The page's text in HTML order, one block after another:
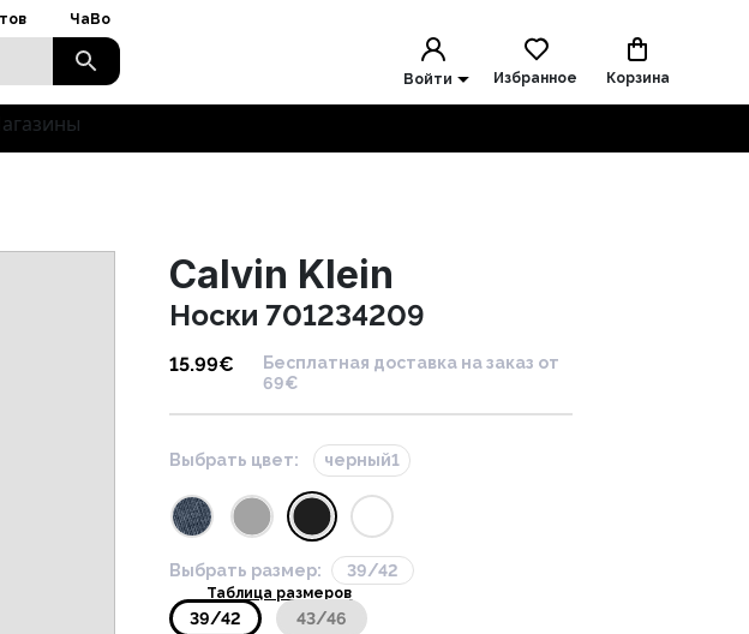
ЧаВо
Войти Избранное Корзина
Calvin Klein
Носки 701234209
15.99€
Бесплатная доставка на заказ от
69€
Выбрать цвет: черный1
Выбрать размер: 39/42
Таблица размеров
39/42 43/46